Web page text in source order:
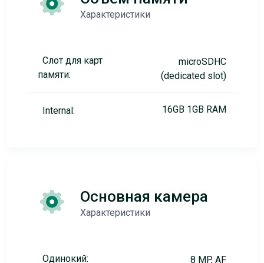
Характеристики
Слот для карт
памяти:
microSDHC
(dedicated slot)
Internal: 16GB 1GB RAM
Основная камера
Характеристики
Одинокий: 8 MP, AF